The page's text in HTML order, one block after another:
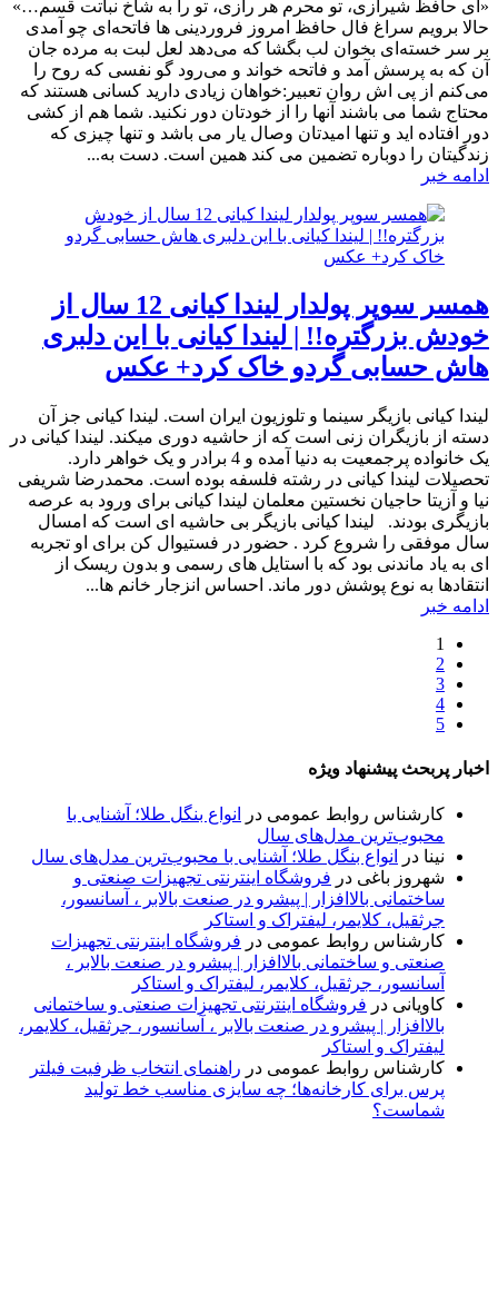
«ای حافظ شیرازی، تو محرم هر رازی، تو را به شاخ نباتت قسم…»
حالا برویم سراغ فال حافظ امروز فروردینی ها فاتحه‌ای چو آمدی
بر سر خسته‌ای بخوان لب بگشا که می‌دهد لعل لبت به مرده جان
آن که به پرسش آمد و فاتحه خواند و می‌رود گو نفسی که روح را
می‌کنم از پی اش روان تعبیر:خواهان زیادی دارید کسانی هستند که
محتاج شما می باشند آنها را از خودتان دور نکنید. شما هم از کشی
دور افتاده اید و تنها امیدتان وصال یار می باشد و تنها چیزی که
زندگیتان را دوباره تضمین می کند همین است. دست به...
ادامه خبر
همسر سوپر پولدار لیندا کیانی 12 سال از
خودش بزرگتره!! | لیندا کیانی با این دلبری
هاش حسابی گردو خاک کرد+ عکس
لیندا کیانی بازیگر سینما و تلوزیون ایران است. لیندا کیانی جز آن
دسته از بازیگران زنی است که از حاشیه دوری میکند. لیندا کیانی در
یک خانواده پرجمعیت به دنیا آمده و 4 برادر و یک خواهر دارد.
تحصیلات لیندا کیانی در رشته فلسفه بوده است. محمدرضا شریفی
نیا و آزیتا حاجیان نخستین معلمان لیندا کیانی برای ورود به عرصه
بازیگری بودند. لیندا کیانی بازیگر بی حاشیه ای است که امسال
سال موفقی را شروع کرد . حضور در فستیوال کن برای او تجربه
ای به یاد ماندنی بود که با استایل های رسمی و بدون ریسک از
انتقادها به نوع پوشش دور ماند. احساس انزجار خانم ها...
ادامه خبر
1
2
3
4
5
اخبار پربحث پیشنهاد ویژه
کارشناس روابط عمومی در
انواع بنگل طلا؛ آشنایی با
محبوب‌ترین مدل‌های سال
نینا در
انواع بنگل طلا؛ آشنایی با محبوب‌ترین مدل‌های سال
شهروز باغی در فروشگاه اینترنتی تجهیزات صنعتی و
ساختمانی بالاافزار | پیشرو در صنعت بالابر ، آسانسور،
جرثقیل، کلایمر، لیفتراک و استاکر
کارشناس روابط عمومی در فروشگاه اینترنتی تجهیزات
صنعتی و ساختمانی بالاافزار | پیشرو در صنعت بالابر ،
آسانسور، جرثقیل، کلایمر، لیفتراک و استاکر
کاویانی در فروشگاه اینترنتی تجهیزات صنعتی و ساختمانی
بالاافزار | پیشرو در صنعت بالابر ، آسانسور، جرثقیل، کلایمر،
لیفتراک و استاکر
کارشناس روابط عمومی در راهنمای انتخاب ظرفیت فیلتر
پرس برای کارخانه‌ها؛ چه سایزی مناسب خط تولید
شماست؟